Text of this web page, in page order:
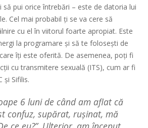
să pui orice întrebări – este de datoria lui
Cel mai probabil ți se va cere să
cu el în viitorul foarte apropiat. Este
la programare și să te folosești de
îți este oferită. De asemenea, poți fi
cu transmitere sexuală (ITS), cum ar fi
și Sifilis.
6 luni de când am aflat că
confuz, supărat, rușinat, mă